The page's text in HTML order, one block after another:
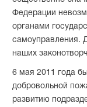
Федерации
органами
самоуправления.
наших
6 мая 2011 года
добровольной
развитию